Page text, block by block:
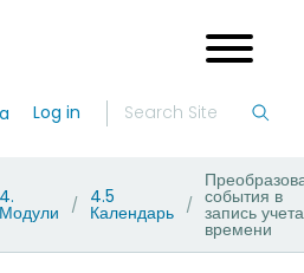
Log in
4.
Модули / 4.5
Календарь / события в
запись учета
времени